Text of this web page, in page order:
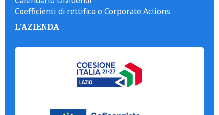
Coefficienti di rettifica e Corporate Actions
L'AZIENDA